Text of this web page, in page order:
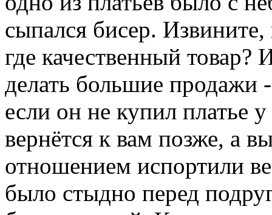
сыпался бисер. Извините,
где качественный
делать большие продажи
если он не купил платье
вернётся к вам позже, а
отношением испортили
было стыдно перед